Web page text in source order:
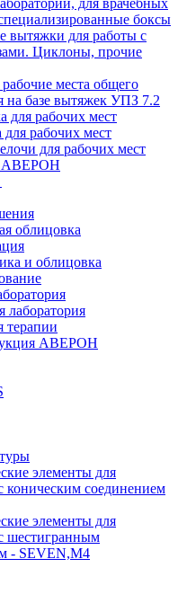
для врачебных
боксы
вытяжки для работы с
Циклоны, прочие
места общего
на базе вытяжек УПЗ 7.2
для рабочих мест
рабочих мест
для рабочих мест
АВЕРОН
облицовка
и облицовка
лаборатория
терапии
АВЕРОН
элементы для
коническим соединением
элементы для
шестигранным
- SEVEN,M4